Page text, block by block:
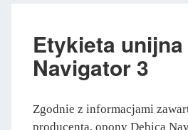
Etykieta unijna
Navigator 3
Zgodnie z informacjami
producenta, opony Dębica